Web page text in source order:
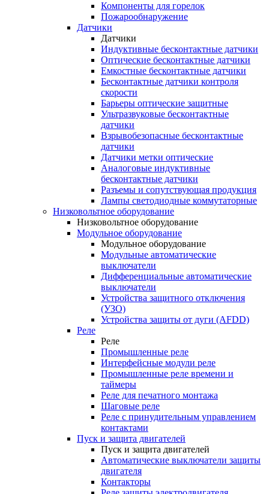
Компоненты для горелок
Пожарообнаружение
Датчики
Датчики
Индуктивные бесконтактные датчики
Оптические бесконтактные датчики
Емкостные бесконтактные датчики
Бесконтактные датчики контроля
скорости
Барьеры оптические защитные
Ультразвуковые бесконтактные
датчики
Взрывобезопасные бесконтактные
датчики
Датчики метки оптические
Аналоговые индуктивные
бесконтактные датчики
Разъемы и сопутствующая продукция
Лампы светодиодные коммутаторные
Низковольтное оборудование
Низковольтное оборудование
Модульное оборудование
Модульное оборудование
Модульные автоматические
выключатели
Дифференциальные автоматические
выключатели
Устройства защитного отключения
(УЗО)
Устройства защиты от дуги (AFDD)
Реле
Реле
Промышленные реле
Интерфейсные модули реле
Промышленные реле времени и
таймеры
Реле для печатного монтажа
Шаговые реле
Реле с принудительным управлением
контактами
Пуск и защита двигателей
Пуск и защита двигателей
Автоматические выключатели защиты
двигателя
Контакторы